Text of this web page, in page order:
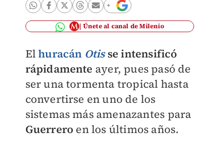
Únete al canal de Milenio
Elhuracán Otis se intensificó
rápidamente ayer, pues pasó de
ser una tormenta tropical hasta
convertirse en uno de los
sistemas más amenazantes para
Guerrero en los últimos años.